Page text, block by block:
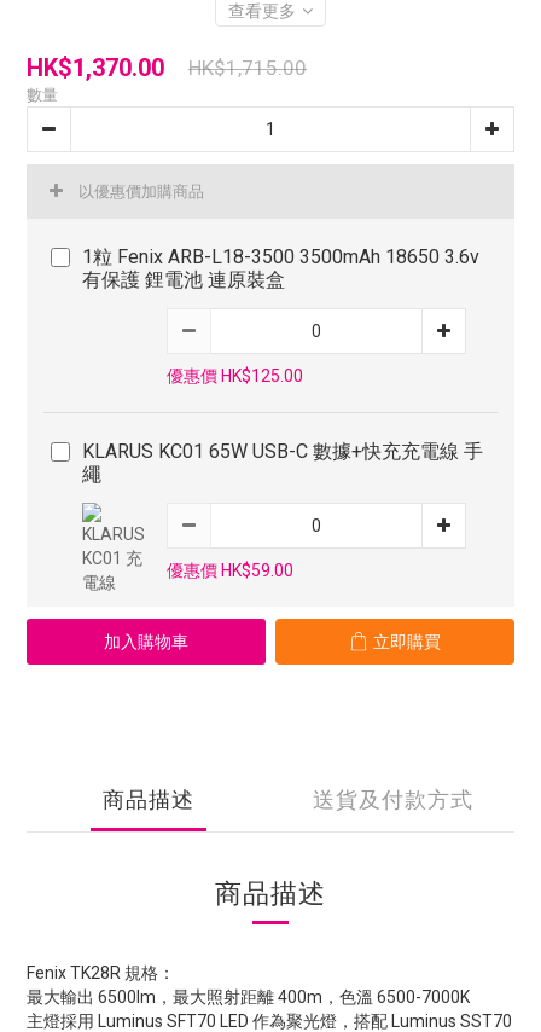
查看更多
HK$1,370.00 HK$1,715.00
數量
以優惠價加購商品
1粒 Fenix ARB-L18-3500 3500mAh 18650 3.6v
有保護 鋰電池 連原裝盒
優惠價 HK$125.00
KLARUS KC01 65W USB-C 數據+快充充電線 手
繩
優惠價 HK$59.00
加入購物車 立即購買
商品描述 送貨及付款方式
商品描述
Fenix TK28R 規格：
最大輸出 6500lm，最大照射距離 400m，色溫 6500-7000K
主燈採用 Luminus SFT70 LED 作為聚光燈，搭配 Luminus SST70